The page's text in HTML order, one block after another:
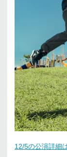
12/5の公演詳細